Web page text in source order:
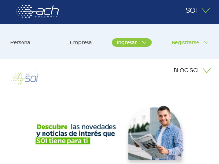
Saltar al contenido principal SOI
Persona Empresa Ingresar Registrarse
BLOG SOI